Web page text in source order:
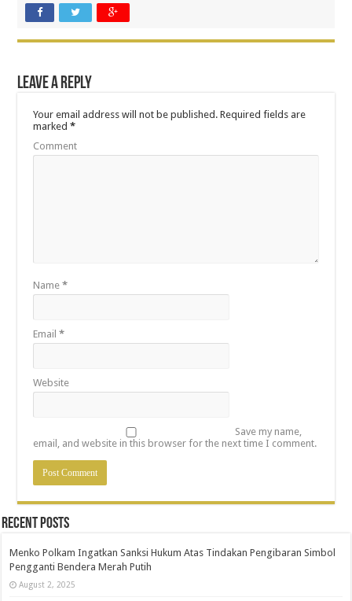
Leave a Reply
Your email address will not be published. Required fields are
marked*
Comment
Name*
Email*
Website
Save my name,
email, and website in this browser for the next time I comment.
Recent Posts
Menko Polkam Ingatkan Sanksi Hukum Atas Tindakan Pengibaran Simbol
Pengganti Bendera Merah Putih
August 2, 2025